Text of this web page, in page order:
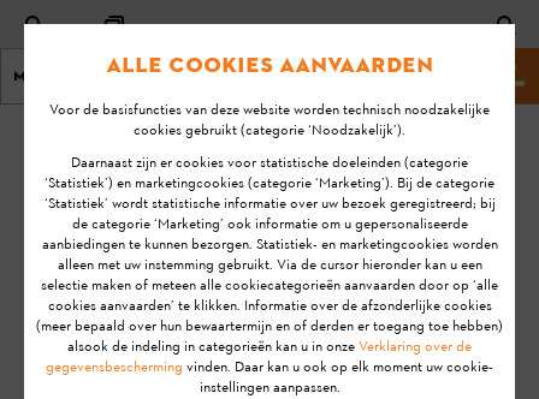
Menu Stihl-website
KA-01223
De USB-poort
werkt niet. Wat kan
ik doen?
LAADBEHEER
Laatste
update:
15/12/2021
FAQ
Problemen oplossen
Alle cookies aanvaarden
Voor de basisfuncties van deze website worden technisch noodzakelijke
cookies gebruikt (categorie ‘Noodzakelijk’).
Daarnaast zijn er cookies voor statistische doeleinden (categorie
‘Statistiek’) en marketingcookies (categorie ‘Marketing’). Bij de categorie
‘Statistiek’ wordt statistische informatie over uw bezoek geregistreerd; bij
de categorie ‘Marketing’ ook informatie om u gepersonaliseerde
aanbiedingen te kunnen bezorgen. Statistiek- en marketingcookies worden
alleen met uw instemming gebruikt. Via de cursor hieronder kan u een
selectie maken of meteen alle cookiecategorieën aanvaarden door op ‘alle
cookies aanvaarden’ te klikken. Informatie over de afzonderlijke cookies
(meer bepaald over hun bewaartermijn en of derden er toegang toe hebben)
alsook de indeling in categorieën kan u in onzeVerklaring over de
gegevensbescherming vinden. Daar kan u ook op elk moment uw cookie-
instellingen aanpassen.